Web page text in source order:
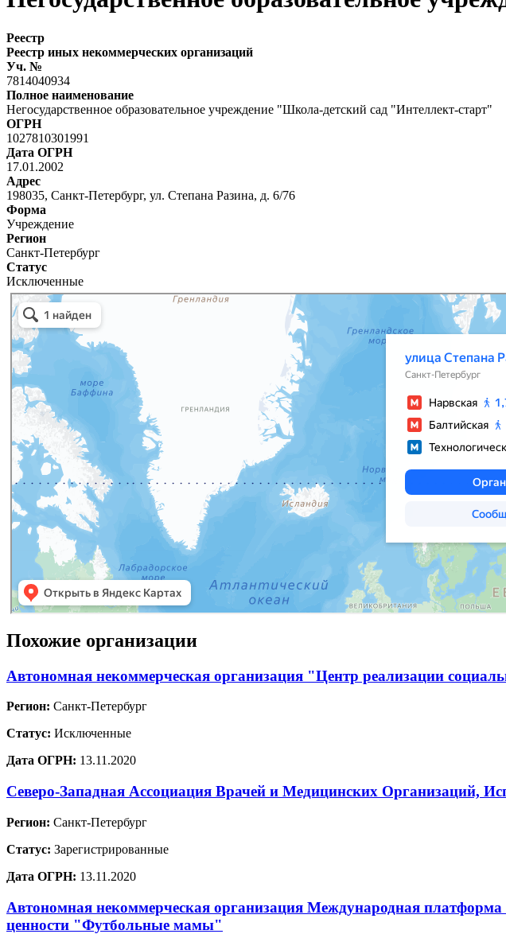
Реестр
Реестр иных некоммерческих организаций
Уч. №
7814040934
Полное наименование
Негосударственное образовательное учреждение "Школа-детский сад "Интеллект-старт"
ОГРН
1027810301991
Дата ОГРН
17.01.2002
Адрес
198035, Санкт-Петербург, ул. Степана Разина, д. 6/76
Форма
Учреждение
Регион
Санкт-Петербург
Статус
Исключенные
Похожие организации
Автономная некоммерческая организация "Центр реализации
Регион: Санкт-Петербург
Статус: Исключенные
Дата ОГРН: 13.11.2020
Северо-Западная Ассоциация Врачей и Медицинских Организаций,
Регион: Санкт-Петербург
Статус: Зарегистрированные
Дата ОГРН: 13.11.2020
Автономная некоммерческая организация Международная
ценности "Футбольные мамы"